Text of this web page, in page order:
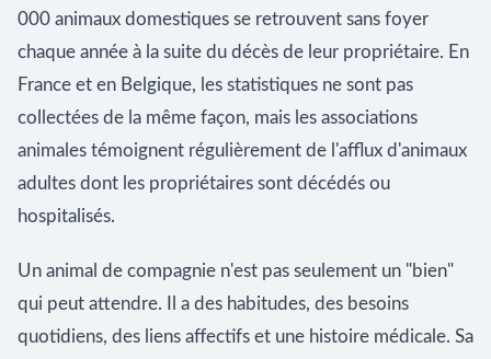
000 animaux domestiques se retrouvent sans foyer
chaque année à la suite du décès de leur propriétaire. En
France et en Belgique, les statistiques ne sont pas
collectées de la même façon, mais les associations
animales témoignent régulièrement de l'afflux d'animaux
adultes dont les propriétaires sont décédés ou
hospitalisés.
Un animal de compagnie n'est pas seulement un "bien"
qui peut attendre. Il a des habitudes, des besoins
quotidiens, des liens affectifs et une histoire médicale. Sa